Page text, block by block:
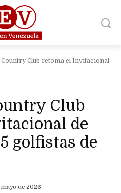
Country Club retoma el Invitacional
Club
de
golfistas de
mayo de 2026